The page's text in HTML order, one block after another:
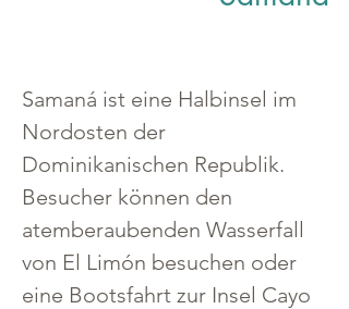
Samaná ist eine Halbinsel im
Nordosten der
Dominikanischen Republik.
Besucher können den
atemberaubenden Wasserfall
von El Limón besuchen oder
eine Bootsfahrt zur Insel Cayo